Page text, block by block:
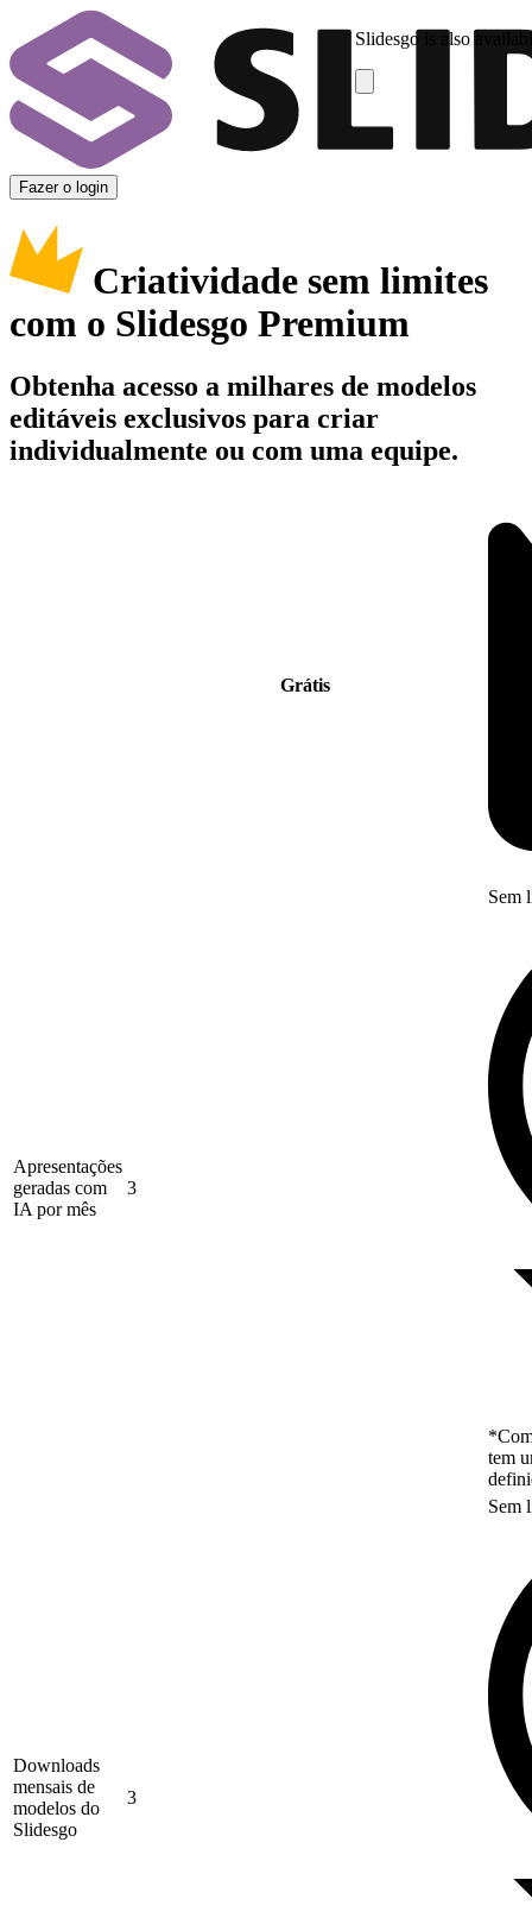
Slidesgo is also
Fazer o login
Criatividade sem limites
com o Slidesgo Premium
Obtenha acesso a milhares de modelos
editáveis exclusivos para criar
individualmente ou com uma equipe.
Grátis
Apresentações
geradas com
IA por mês
3
Sem
tem
Downloads
mensais de
modelos do
Slidesgo
3
Sem